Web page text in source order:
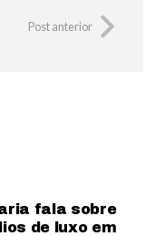
Post anterior
fala sobre
de luxo em